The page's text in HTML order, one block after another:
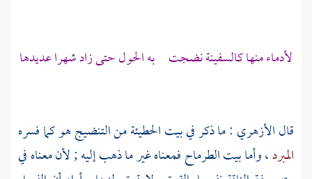
لأدماء منها كالسفينة نضجت به الحول حتى زاد شهرا عديدها
قالالأزهري : ما ذكر في بيتالحطيئةمن التنضيج هو كما فسره
المبرد، وأما بيتالطرماحفمعناه غير ما ذهب إليه ; لأن معناه في